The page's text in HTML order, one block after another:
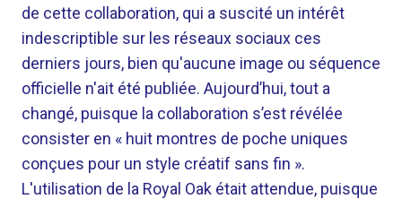
de cette collaboration, qui a suscité un intérêt
indescriptible sur les réseaux sociaux ces
derniers jours, bien qu'aucune image ou séquence
officielle n'ait été publiée. Aujourd’hui, tout a
changé, puisque la collaboration s’est révélée
consister en « huit montres de poche uniques
conçues pour un style créatif sans fin ».
L'utilisation de la Royal Oak était attendue, puisque